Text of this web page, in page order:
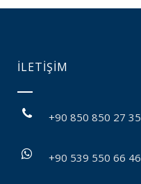
İLETİŞİM
+90 850 850 27 35
+90 539 550 66 46